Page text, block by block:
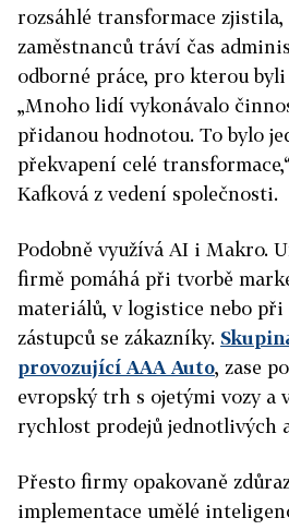
rozsáhlé transformace zjistila,
zaměstnanců tráví čas
odborné práce, pro kterou
„Mnoho lidí vykonávalo
přidanou hodnotou. To bylo
překvapení celé
Kafková z vedení společnosti.
Podobně využívá AI i Makro.
firmě pomáhá při tvorbě
materiálů, v logistice nebo
zástupců se zákazníky.
provozující AAA Auto, zase
evropský trh s ojetými vozy a
rychlost prodejů jednotlivých
Přesto firmy opakovaně
implementace umělé